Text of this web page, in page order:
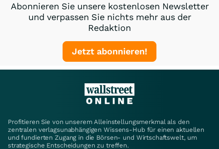
Abonnieren Sie unsere kostenlosen Newsletter
und verpassen Sie nichts mehr aus der
Redaktion
Jetzt abonnieren!
Profitieren Sie von unserem Alleinstellungsmerkmal als den
zentralen verlagsunabhängigen Wissens-Hub für einen aktuellen
und fundierten Zugang in die Börsen- und Wirtschaftswelt, um
strategische Entscheidungen zu treffen.